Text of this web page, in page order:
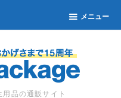
メニュー
品の通販サイト